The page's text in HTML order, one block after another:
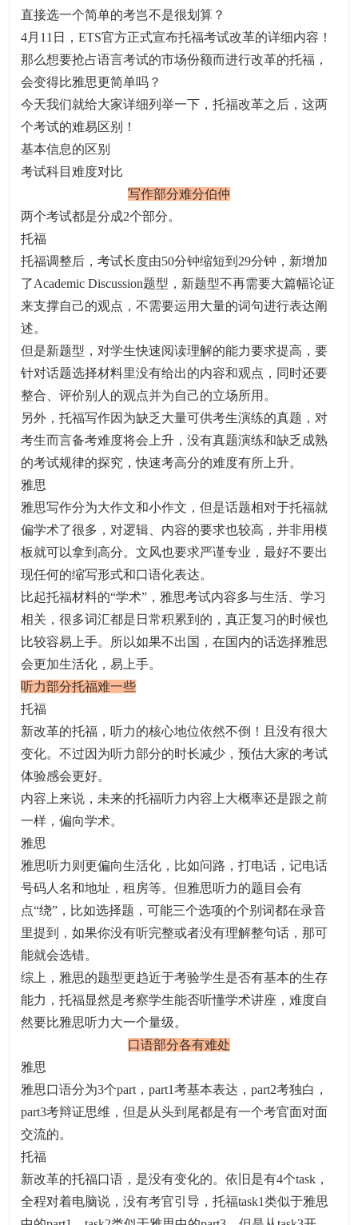
直接选一个简单的考岂不是很划算？
4月11日，ETS官方正式宣布托福考试改革的详细内容！
那么想要抢占语言考试的市场份额而进行改革的托福，
会变得比雅思更简单吗？
今天我们就给大家详细列举一下，托福改革之后，这两
个考试的难易区别！
基本信息的区别
考试科目难度对比
写作部分难分伯仲
两个考试都是分成2个部分。
托福
托福调整后，考试长度由50分钟缩短到29分钟，新增加
了Academic Discussion题型，新题型不再需要大篇幅论证
来支撑自己的观点，不需要运用大量的词句进行表达阐
述。
但是新题型，对学生快速阅读理解的能力要求提高，要
针对话题选择材料里没有给出的内容和观点，同时还要
整合、评价别人的观点并为自己的立场所用。
另外，托福写作因为缺乏大量可供考生演练的真题，对
考生而言备考难度将会上升，没有真题演练和缺乏成熟
的考试规律的探究，快速考高分的难度有所上升。
雅思
雅思写作分为大作文和小作文，但是话题相对于托福就
偏学术了很多，对逻辑、内容的要求也较高，并非用模
板就可以拿到高分。文风也要求严谨专业，最好不要出
现任何的缩写形式和口语化表达。
比起托福材料的“学术”，雅思考试内容多与生活、学习
相关，很多词汇都是日常积累到的，真正复习的时候也
比较容易上手。所以如果不出国，在国内的话选择雅思
会更加生活化，易上手。
听力部分托福难一些
托福
新改革的托福，听力的核心地位依然不倒！且没有很大
变化。不过因为听力部分的时长减少，预估大家的考试
体验感会更好。
内容上来说，未来的托福听力内容上大概率还是跟之前
一样，偏向学术。
雅思
雅思听力则更偏向生活化，比如问路，打电话，记电话
号码人名和地址，租房等。但雅思听力的题目会有
点“绕”，比如选择题，可能三个选项的个别词都在录音
里提到，如果你没有听完整或者没有理解整句话，那可
能就会选错。
综上，雅思的题型更趋近于考验学生是否有基本的生存
能力，托福显然是考察学生能否听懂学术讲座，难度自
然要比雅思听力大一个量级。
口语部分各有难处
雅思
雅思口语分为3个part，part1考基本表达，part2考独白，
part3考辩证思维，但是从头到尾都是有一个考官面对面
交流的。
托福
新改革的托福口语，是没有变化的。依旧是有4个task，
全程对着电脑说，没有考官引导，托福task1类似于雅思